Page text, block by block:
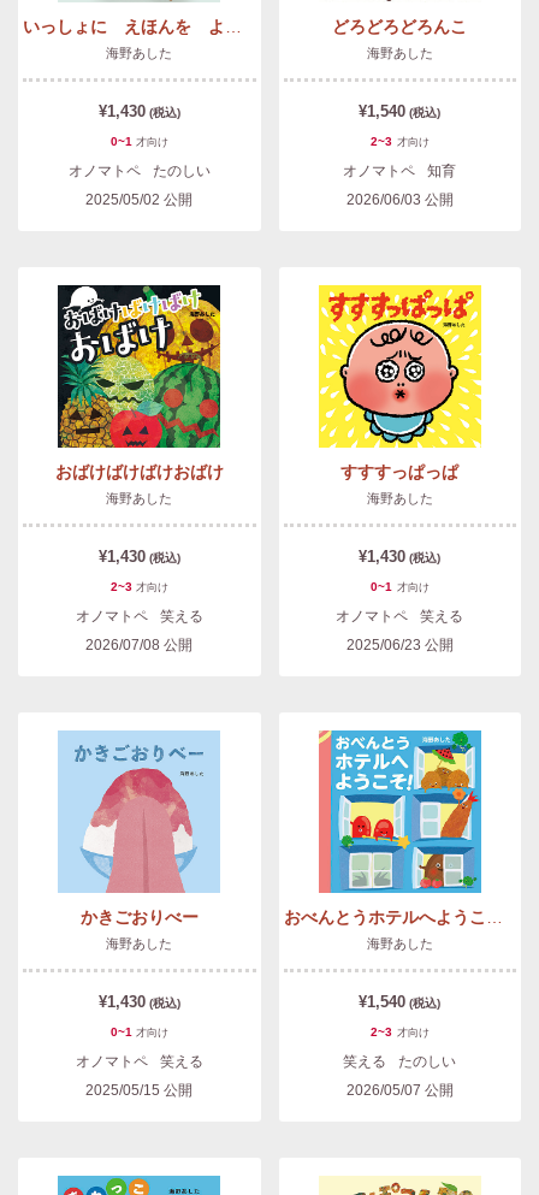
海野あした
¥1,430 (税込)
0~1 才向け
オノマトペ
たのしい
2025/05/02 公開
どろどろどろんこ
海野あした
¥1,540 (税込)
2~3 才向け
オノマトペ
知育
2026/06/03 公開
おばけばけばけおばけ
海野あした
¥1,430 (税込)
2~3 才向け
オノマトペ
笑える
2026/07/08 公開
すすすっぱっぱ
海野あした
¥1,430 (税込)
0~1 才向け
オノマトペ
笑える
2025/06/23 公開
かきごおりべー
海野あした
¥1,430 (税込)
0~1 才向け
オノマトペ
笑える
2025/05/15 公開
海野あした
¥1,540 (税込)
2~3 才向け
笑える
たのしい
2026/05/07 公開